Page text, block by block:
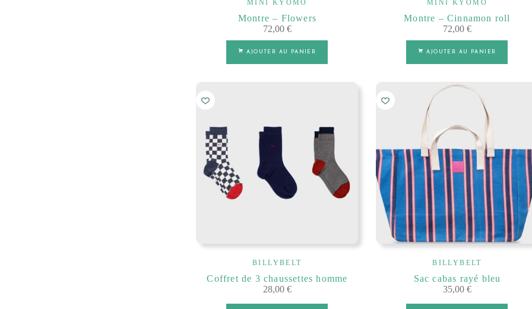
MINI KYOMO
Montre – Flowers
72,00 €
AJOUTER AU PANIER
MINI KYOMO
Montre – Cinnamon roll
72,00 €
AJOUTER AU PANIER
BILLYBELT
Coffret de 3 chaussettes homme
28,00 €
BILLYBELT
Sac cabas rayé bleu
35,00 €